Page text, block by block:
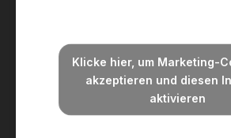
Klicke hier, um Marketing-
akzeptieren und diesen
aktivieren